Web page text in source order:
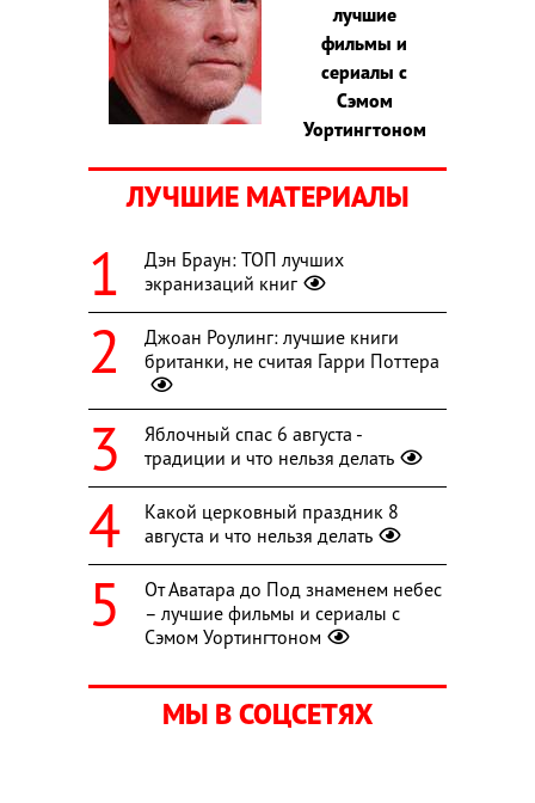
лучшие
фильмы и
сериалы с
Сэмом
Уортингтоном
ЛУЧШИЕ МАТЕРИАЛЫ
Дэн Браун: ТОП лучших
экранизаций книг
Джоан Роулинг: лучшие книги
британки, не считая Гарри Поттера
Яблочный спас 6 августа -
традиции и что нельзя делать
Какой церковный праздник 8
августа и что нельзя делать
От Аватара до Под знаменем небес
– лучшие фильмы и сериалы с
Сэмом Уортингтоном
МЫ В СОЦСЕТЯХ